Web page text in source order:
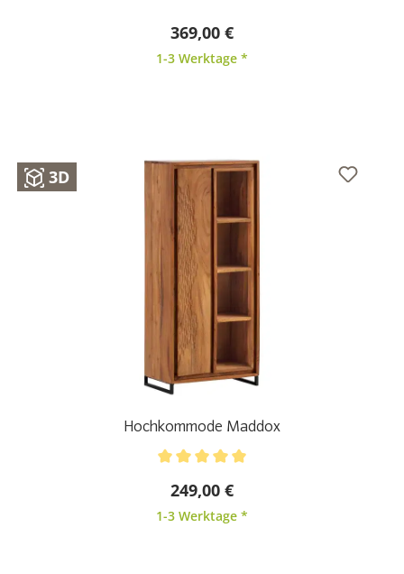
369,00 €
1-3 Werktage *
3D
Hochkommode Maddox
249,00 €
1-3 Werktage *